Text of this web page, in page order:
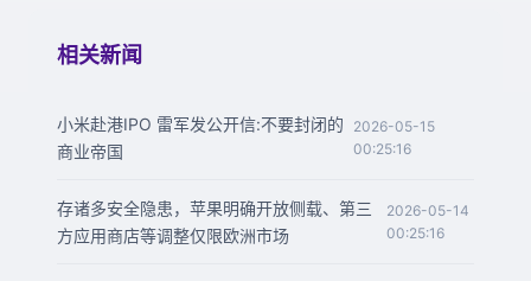
相关新闻
小米赴港IPO 雷军发公开信:不要封闭的
商业帝国
2026-05-15
00:25:16
存诸多安全隐患，苹果明确开放侧载、第三
方应用商店等调整仅限欧洲市场
2026-05-14
00:25:16